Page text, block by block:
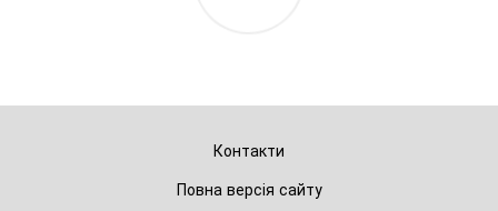
Контакти
Повна версія сайту